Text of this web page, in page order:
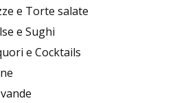
e Torte salate
e Sughi
e Cocktails